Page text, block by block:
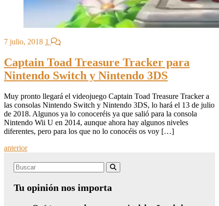
7 julio, 2018 1
Captain Toad Treasure Tracker para
Nintendo Switch y Nintendo 3DS
Muy pronto llegará el videojuego Captain Toad Treasure Tracker a
las consolas Nintendo Switch y Nintendo 3DS, lo hará el 13 de julio
de 2018. Algunos ya lo conoceréis ya que salió para la consola
Nintendo Wii U en 2014, aunque ahora hay algunos niveles
diferentes, pero para los que no lo conocéis os voy […]
Posts
navigation
anterior
Search
Tu opinión nos importa